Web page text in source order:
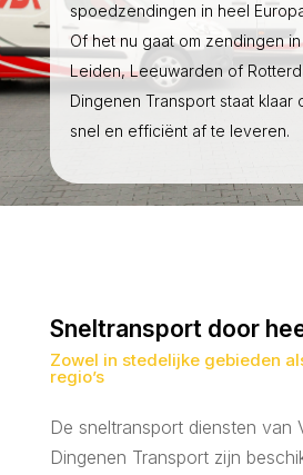
spoedzendingen in heel
Of het nu gaat om zendingen
Leiden, Leeuwarden of
Dingenen Transport staat klaar
snel en efficiënt af te leveren.
Sneltransport door
Zowel in stedelijke gebieden
regio’s
De sneltransport diensten van
Dingenen Transport zijn